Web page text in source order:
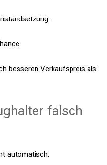
besseren Verkaufspreis als
falsch
automatisch: